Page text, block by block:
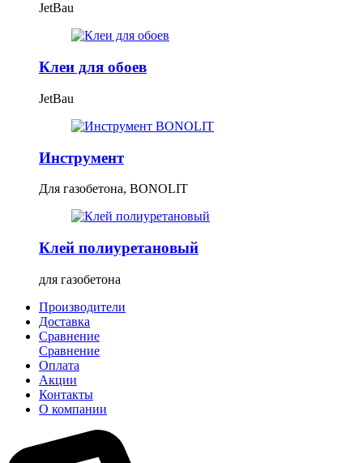
JetBau
Клеи для обоев
JetBau
Инструмент
Для газобетона, BONOLIT
Клей полиуретановый
для газобетона
Производители
Доставка
Сравнение
Сравнение
Оплата
Акции
Контакты
О компании